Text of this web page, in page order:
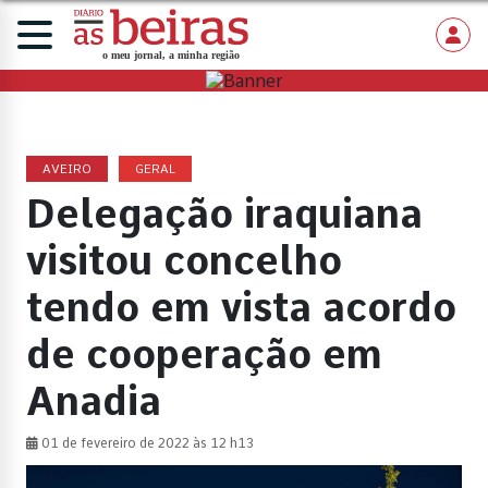
AVEIRO GERAL
Delegação iraquiana
visitou concelho
tendo em vista acordo
de cooperação em
Anadia
01 de fevereiro de 2022 às 12 h13